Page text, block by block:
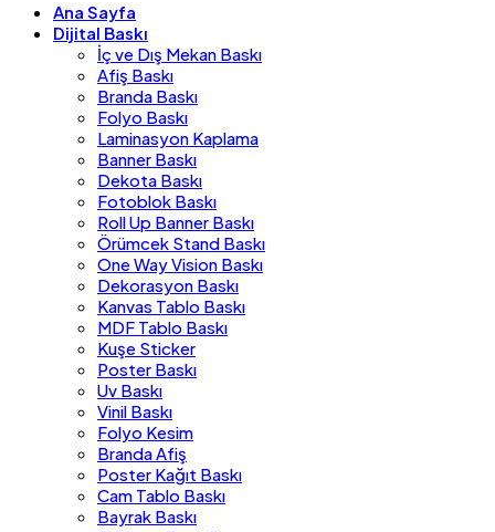
Ana Sayfa
Dijital Baskı
İç ve Dış Mekan Baskı
Afiş Baskı
Branda Baskı
Folyo Baskı
Laminasyon Kaplama
Banner Baskı
Dekota Baskı
Fotoblok Baskı
Roll Up Banner Baskı
Örümcek Stand Baskı
One Way Vision Baskı
Dekorasyon Baskı
Kanvas Tablo Baskı
MDF Tablo Baskı
Kuşe Sticker
Poster Baskı
Uv Baskı
Vinil Baskı
Folyo Kesim
Branda Afiş
Poster Kağıt Baskı
Cam Tablo Baskı
Bayrak Baskı